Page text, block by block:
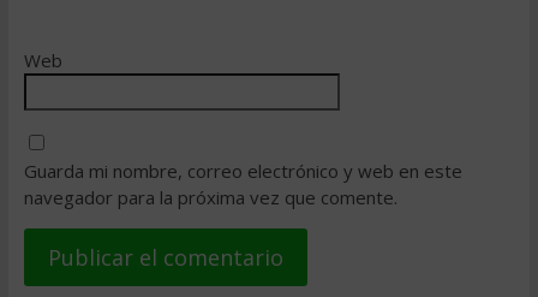
Web
Guarda mi nombre, correo electrónico y web en este
navegador para la próxima vez que comente.